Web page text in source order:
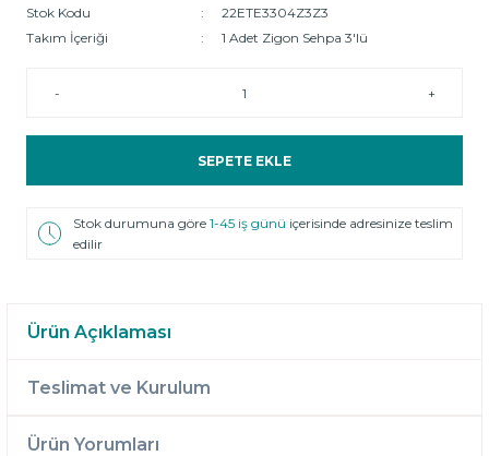
Stok Kodu
22ETE3304Z3Z3
Takım İçeriği
1 Adet Zigon Sehpa 3'lü
- +
SEPETE EKLE
Stok durumuna göre1-45 iş günü içerisinde adresinize teslim
edilir
Ürün Açıklaması
Teslimat ve Kurulum
Ürün Yorumları